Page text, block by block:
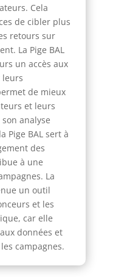
Cela
de cibler plus
retours sur
La Pige BAL
un accès aux
leurs
de mieux
et leurs
analyse
Pige BAL sert à
des
à une
La
un outil
et les
car elle
données et
campagnes.